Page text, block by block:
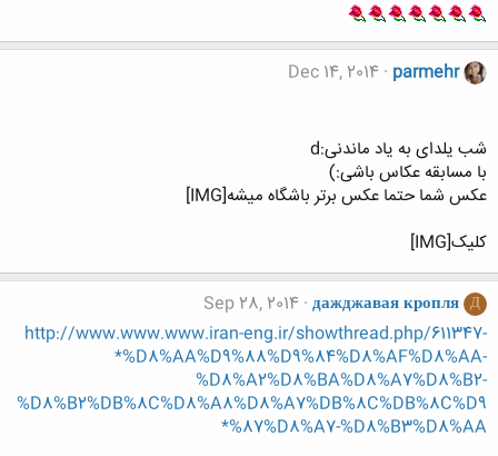
parmehr
Dec 14, 2014
شب یلدای به یاد ماندنی:d
با مسابقه عکاس باشی:)
عکس شما حتما عکس برتر باشگاه میشه[IMG]
کلیک[IMG]
Д
дажджавая кропля
Sep 28, 2014
http://www.www.www.iran-eng.ir/showthread.php/611347-
*%D8%AA%D9%88%D9%84%D8%AF%D8%AA-
%D8%A2%D8%BA%D8%A7%D8%B2-
%D8%B2%DB%8C%D8%A8%D8%A7%DB%8C%DB%8C%D9
%87%D8%A7-%D8%B3%D8%AA*